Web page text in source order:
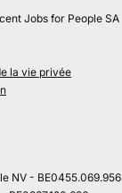
Jobs for People SA
la vie privée
NV - BE0455.069.956